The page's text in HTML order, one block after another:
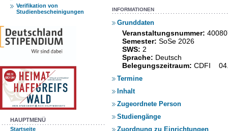
Verifikation von
Studienbescheinigungen
HAUPTMENÜ
Startseite
INFORMATIONEN
Grunddaten
Veranstaltungsnummer:
Semester: SoSe 2026
SWS: 2
Sprache: Deutsch
Belegungszeitraum: CDFI
Termine
Inhalt
Zugeordnete Person
Studiengänge
Zuordnung zu Einrichtungen